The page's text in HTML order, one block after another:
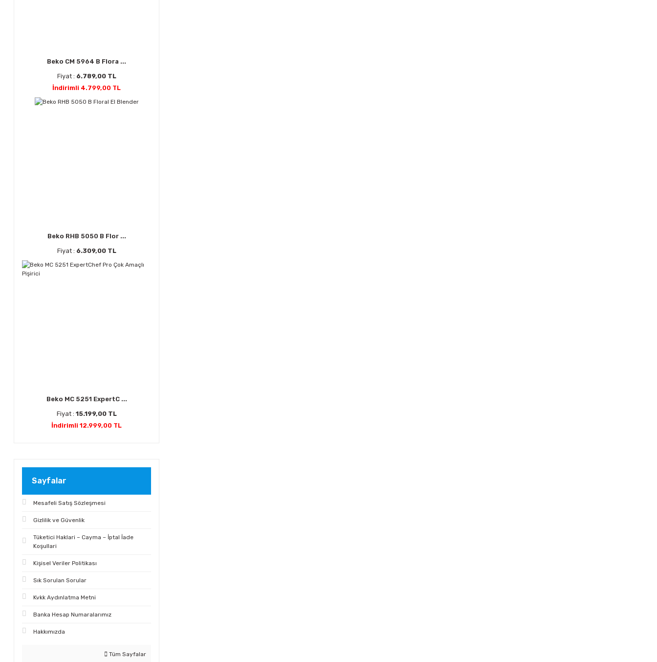
Beko CM 5964 B Flora ...
Fiyat : 6.789,00 TL
İndirimli 4.799,00 TL
Beko RHB 5050 B Flor ...
Fiyat : 6.309,00 TL
Beko MC 5251 ExpertC ...
Fiyat : 15.199,00 TL
İndirimli 12.999,00 TL
Sayfalar
Mesafeli Satış Sözleşmesi
Gizlilik ve Güvenlik
Tüketici Haklari – Cayma – İptal İade
Koşullari
Kişisel Veriler Politikası
Sık Sorulan Sorular
Kvkk Aydınlatma Metni
Banka Hesap Numaralarımız
Hakkımızda
Tüm Sayfalar